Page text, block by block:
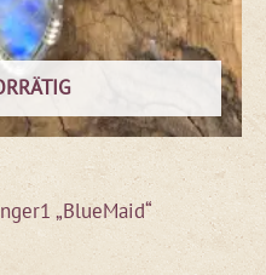
„BlueMaid“